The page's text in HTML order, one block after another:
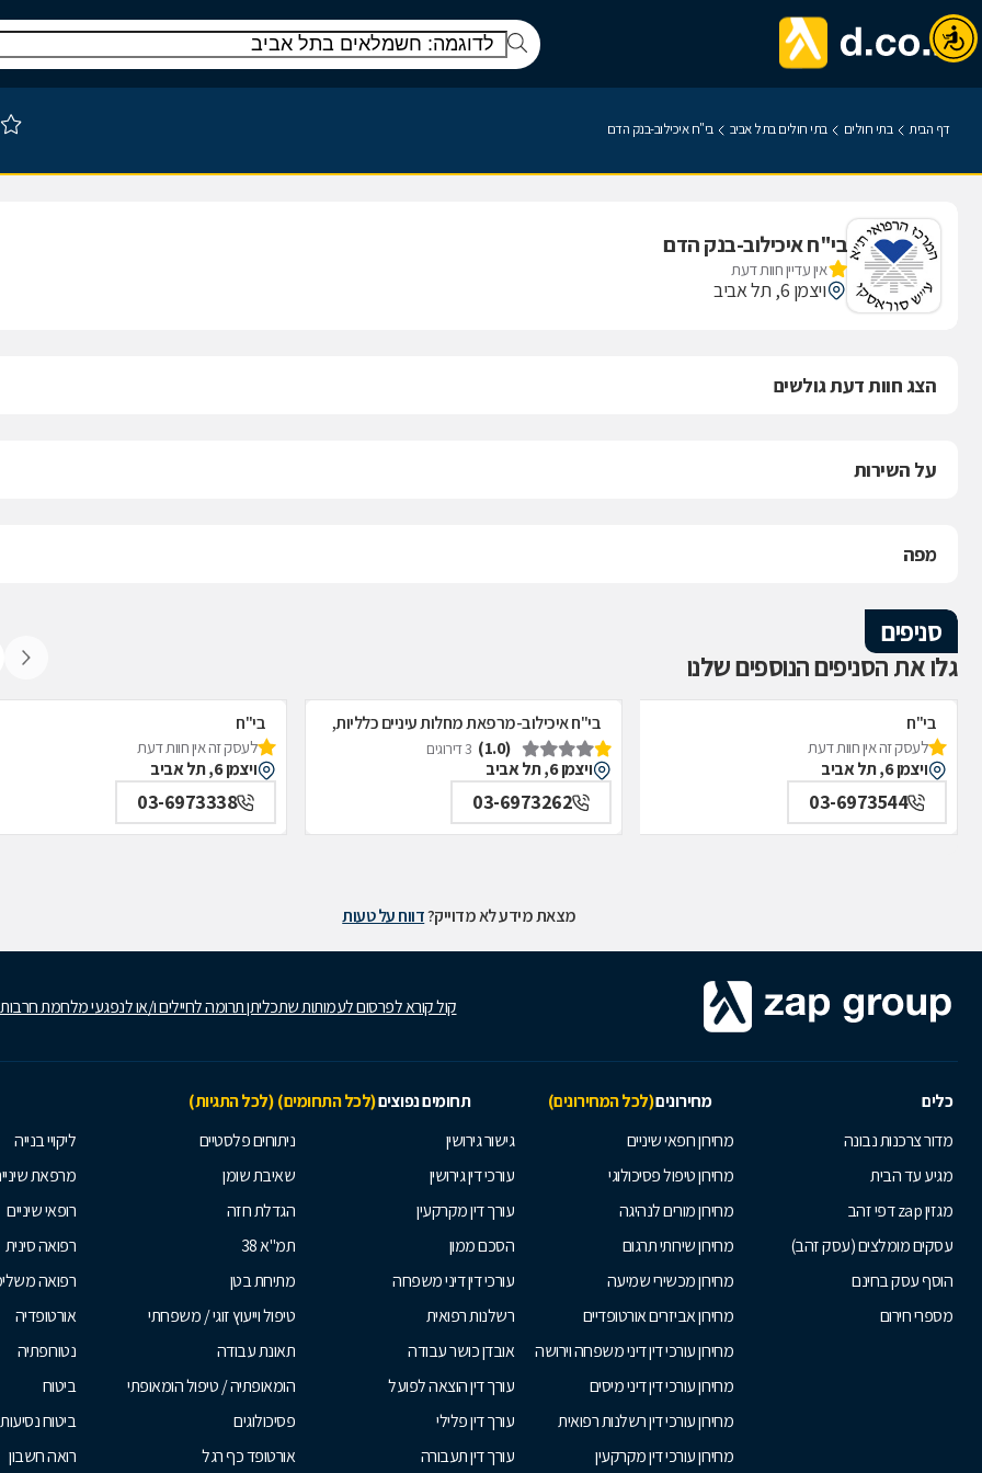
דף הבית בתי חולים בתי חולים בתל אביב בי"ח איכילוב-בנק הדם
בי"ח איכילוב-בנק הדם
אין עדיין חוות דעת
ויצמן 6, תל אביב
הצג חוות דעת גולשים
על השירות
מפה
סניפים
גלו את הסניפים הנוספים שלנו
בי"ח
איכילוב-אף,אוזן,גרון,ניתוחי-ראש,צוואר,פה,לסתות-מערך,
תל אביב
לעסק זה אין חוות דעת
ויצמן 6, תל אביב
03-6973544
בי"ח איכילוב-מרפאת מחלות עיניים כלליות,
תל אביב
(1.0) 3 דירוגים
ויצמן 6, תל אביב
03-6973262
בי"ח
איכילוב-אף;אוזן;גרון;ניתוחי-
תל אביב
לעסק זה אין חוות דעת
ויצמן 6, תל אביב
03-6973338
מצאת מידע לא מדוייק?דווח על טעות
קול קורא לפרסום לעמותות שתכליתן תרומה לחיילים ו/או לנפגעי מלחמת
כלים מחירונים(לכל המחירונים) תחומים נפוצים(לכל התחומים) (לכל התגיות)
מדור צרכנות נבונה
מגיע עד הבית
מגזין zap דפי זהב
עסקים מומלצים (עסק זהב)
הוסף עסק בחינם
מספרי חירום
מחירון רופאי שיניים
מחירון טיפול פסיכולוגי
מחירון מורים לנהיגה
מחירון שירותי תרגום
מחירון מכשירי שמיעה
מחירון אביזרים אורטופדיים
מחירון עורכי דין דיני משפחה וירושה
מחירון עורכי דין דיני מיסים
מחירון עורכי דין רשלנות רפואית
מחירון עורכי דין מקרקעין
גישור גירושין
עורכי דין גירושין
עורך דין מקרקעין
הסכם ממון
עורכי דין דיני משפחה
רשלנות רפואית
אובדן כושר עבודה
עורך דין הוצאה לפועל
עורך דין פלילי
עורך דין תעבורה
ניתוחים פלסטיים
שאיבת שומן
הגדלת חזה
תמ"א 38
מתיחת בטן
טיפול וייעוץ זוגי / משפחתי
תאונת עבודה
הומאופתיה / טיפול הומאופתי
פסיכולוגים
אורטופד כף רגל
ליקויי בנייה
מרפאת
רופאי שיניים
רפואה סינית
רפואה
אורטופדיה
נטורופתיה
ביטוח
ביטוח
רואה חשבון